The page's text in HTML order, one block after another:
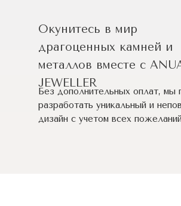
Окунитесь в мир
драгоценных камней и
металлов вместе с
JEWELLER
Без дополнительных оплат, мы
разработать уникальный и
дизайн c учетом всех пожеланий